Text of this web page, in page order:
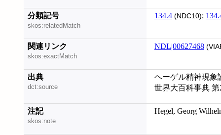
分類記号
skos:relatedMatch
134.4 (NDC10);
関連リンク
skos:exactMatch
NDL|00627468
出典
dct:source
ヘーゲル精神現象
世界大百科事典 第
注記
skos:note
Hegel, Georg